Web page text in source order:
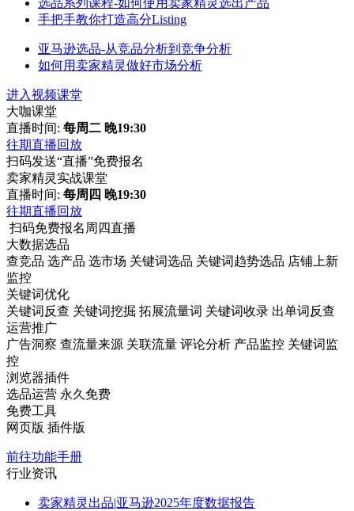
选品系列课程-如何使用卖家精灵选出产品
手把手教你打造高分Listing
亚马逊选品-从竞品分析到竞争分析
如何用卖家精灵做好市场分析
进入视频课堂
大咖课堂
直播时间: 每周二 晚19:30
往期直播回放
扫码发送“直播”免费报名
卖家精灵实战课堂
直播时间: 每周四 晚19:30
往期直播回放
扫码免费报名周四直播
大数据选品
查竞品 选产品 选市场 关键词选品 关键词趋势选品 店铺上新
监控
关键词优化
关键词反查 关键词挖掘 拓展流量词 关键词收录 出单词反查
运营推广
广告洞察 查流量来源 关联流量 评论分析 产品监控 关键词监
控
浏览器插件
选品运营 永久免费
免费工具
网页版 插件版
前往功能手册
行业资讯
卖家精灵出品|亚马逊2025年度数据报告